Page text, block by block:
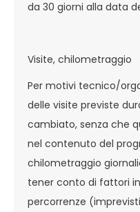
da 30 giorni alla data
Visite, chilometraggio
Per motivi tecnico/
delle visite previste
cambiato, senza che
nel contenuto del
chilometraggio
tener conto di fattori
percorrenze